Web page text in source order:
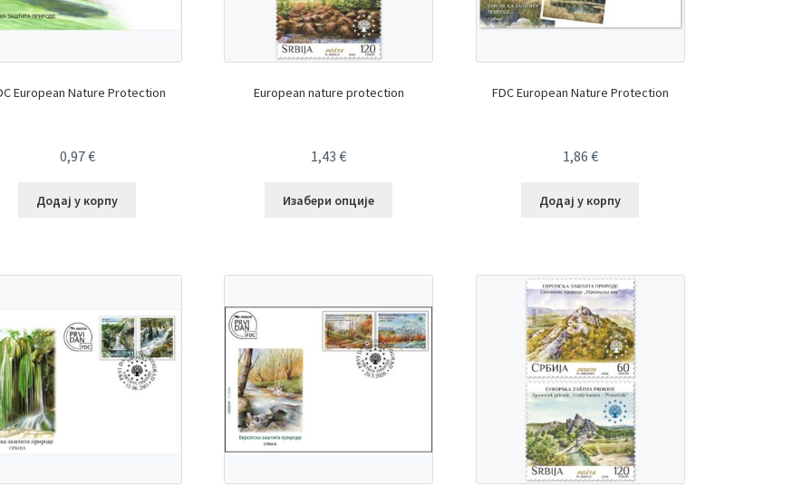
European Nature Protection
0,97€
Додај у корпу
European nature protection
1,43€
Изабери опције
FDC European Nature Protection
1,86 €
Додај у корпу